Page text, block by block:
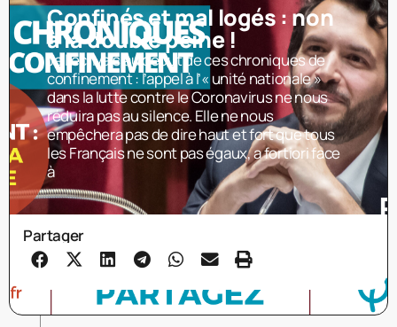
Confinés et mal logés : non
à la double peine !
Je l’écrivais au début de ces chroniques de
confinement : l’appel à l’« unité nationale »
dans la lutte contre le Coronavirus ne nous
réduira pas au silence. Elle ne nous
empêchera pas de dire haut et fort que tous
les Français ne sont pas égaux, a fortiori face
à
Partager